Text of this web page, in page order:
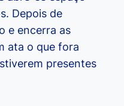
Depois de
e encerra as
ata o que fora
presentes